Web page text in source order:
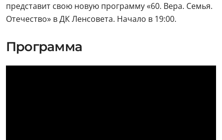
представит свою новую программу «60. Вера. Семья.
Отечество» в ДК Ленсовета. Начало в 19:00.
Программа